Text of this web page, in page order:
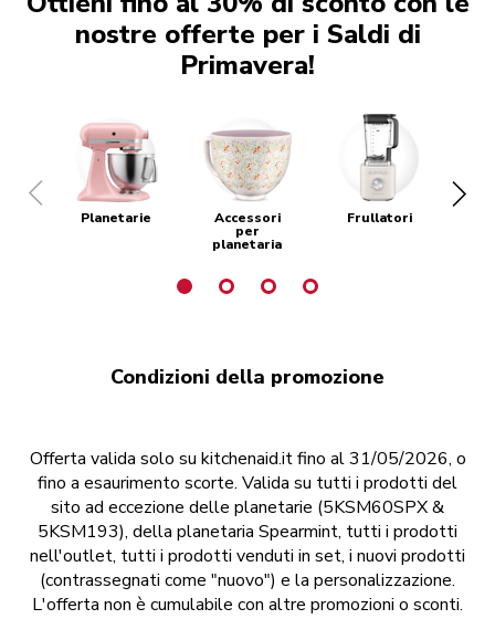
nostre offerte per i Saldi di
Primavera!
Planetarie Accessori
per
planetaria
Frullatori
Condizioni della promozione
Offerta valida solo su kitchenaid.it fino al 31/05/2026, o
fino a esaurimento scorte. Valida su tutti i prodotti del
sito ad eccezione delle planetarie (5KSM60SPX &
5KSM193), della planetaria Spearmint, tutti i prodotti
nell'outlet, tutti i prodotti venduti in set, i nuovi prodotti
(contrassegnati come "nuovo") e la personalizzazione.
L'offerta non è cumulabile con altre promozioni o sconti.